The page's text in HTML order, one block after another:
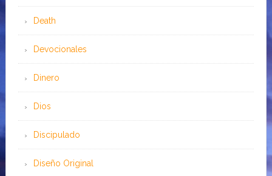
Death
Devocionales
Dinero
Dios
Discipulado
Diseño Original